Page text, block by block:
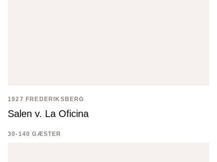
1927 FREDERIKSBERG
Salen v. La Oficina
30-140 GÆSTER